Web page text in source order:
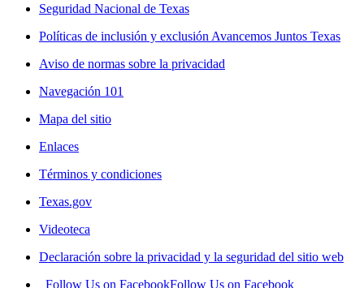
Seguridad Nacional de Texas
Políticas de inclusión y exclusión Avancemos Juntos Texas
Aviso de normas sobre la privacidad
Navegación 101
Mapa del sitio
Enlaces
Términos y condiciones
Texas.gov
Videoteca
Declaración sobre la privacidad y la seguridad del sitio web
Follow Us on FacebookFollow Us on Facebook